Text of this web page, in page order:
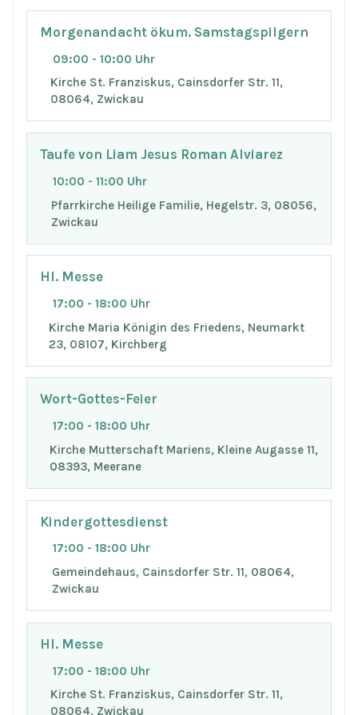
Morgenandacht ökum. Samstagspilgern
09:00 - 10:00 Uhr
Kirche St. Franziskus, Cainsdorfer Str. 11,
08064, Zwickau
Taufe von Liam Jesus Roman Alviarez
10:00 - 11:00 Uhr
Pfarrkirche Heilige Familie, Hegelstr. 3, 08056,
Zwickau
Hl. Messe
17:00 - 18:00 Uhr
Kirche Maria Königin des Friedens, Neumarkt
23, 08107, Kirchberg
Wort-Gottes-Feier
17:00 - 18:00 Uhr
Kirche Mutterschaft Mariens, Kleine Augasse 11,
08393, Meerane
Kindergottesdienst
17:00 - 18:00 Uhr
Gemeindehaus, Cainsdorfer Str. 11, 08064,
Zwickau
Hl. Messe
17:00 - 18:00 Uhr
Kirche St. Franziskus, Cainsdorfer Str. 11,
08064, Zwickau